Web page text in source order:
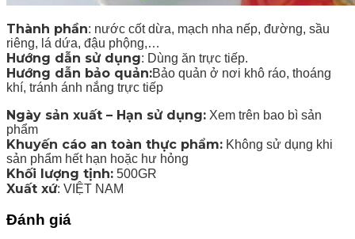
Thành phần: nước cốt dừa, mạch nha nếp, đường, sầu
riêng, lá dứa, đậu phộng,…
Hướng dẫn sử dụng: Dùng ăn trực tiếp.
Hướng dẫn bảo quản:Bảo quản ở nơi khô ráo, thoáng
khí, tránh ánh nắng trực tiếp
Ngày sản xuất – Hạn sử dụng: Xem trên bao bì sản
phẩm
Khuyến cáo an toàn thực phẩm: Không sử dụng khi
sản phẩm hết hạn hoặc hư hỏng
Khối lượng tịnh: 500GR
Xuất xứ: VIỆT NAM
Đánh giá